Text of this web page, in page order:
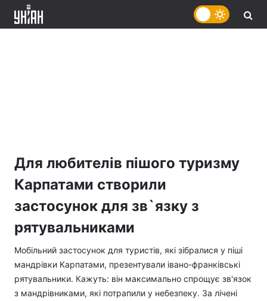
Для любителів пішого туризму
Карпатами створили
застосунок для зв`язку з
рятувальниками
Мобільний застосунок для туристів, які зібралися у піші
мандрівки Карпатами, презентували івано-франківські
рятувальники. Кажуть: він максимально спрощує зв'язок
з мандрівниками, які потрапили у небезпеку. За лічені